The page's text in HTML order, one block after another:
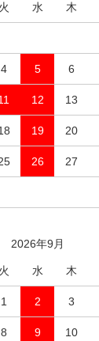
火 水 木
4 5 6
12 13
19 20
26 27
2026年9月
火 水 木
1 2 3
8 9 10